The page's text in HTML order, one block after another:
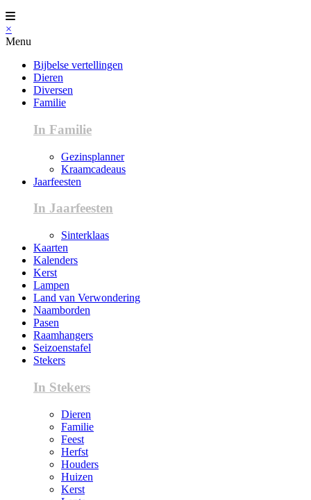
×
Menu
Bijbelse vertellingen
Dieren
Diversen
Familie
In Familie
Gezinsplanner
Kraamcadeaus
Jaarfeesten
In Jaarfeesten
Sinterklaas
Kaarten
Kalenders
Kerst
Lampen
Land van Verwondering
Naamborden
Pasen
Raamhangers
Seizoenstafel
Stekers
In Stekers
Dieren
Familie
Feest
Herfst
Houders
Huizen
Kerst